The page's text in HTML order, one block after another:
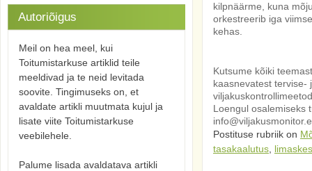
kilpnäärme, kuna
orkestreerib iga
kehas.
Kutsume kõiki
kaasnevatest tervise-
Loengul osalemiseks
Postituse rubriik on
tasakaalutus
Autoriõigus
Meil on hea meel, kui
Toitumistarkuse artiklid teile
meeldivad ja te neid levitada
soovite. Tingimuseks on, et
avaldate artikli muutmata kujul ja
lisate viite Toitumistarkuse
veebilehele.
Palume lisada avaldatava artikli